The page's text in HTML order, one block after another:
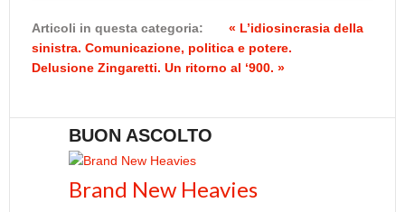
Articoli in questa categoria:
« L’idiosincrasia della
sinistra. Comunicazione, politica e potere.
Delusione Zingaretti. Un ritorno al ‘900. »
BUON ASCOLTO
Brand New Heavies